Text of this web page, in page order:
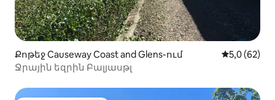
Քոթեջ Causeway Coast and Glens-ում Միջին
5,0 (62)
Ջրային եզրին Բալյասթլ